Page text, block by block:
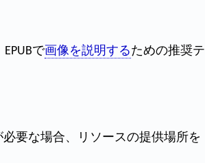
で画像を説明するための推奨テ
要な場合、リソースの提供場所を